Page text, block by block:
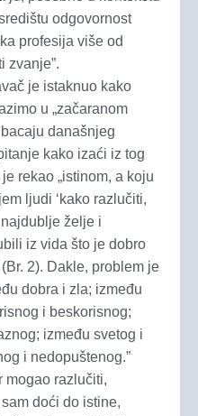
odgovornost
profesija više od
zvanje”.
je istaknuo kako
u „začaranom
bacaju današnjeg
kako izaći iz tog
rekao „istinom, a koju
ljudi ‘kako razlučiti,
želje i
iz vida što je dobro
2). Dakle, problem je
dobra i zla; između
i beskorisnog;
između svetog i
i nedopuštenog.”
mogao razlučiti,
doći do istine,